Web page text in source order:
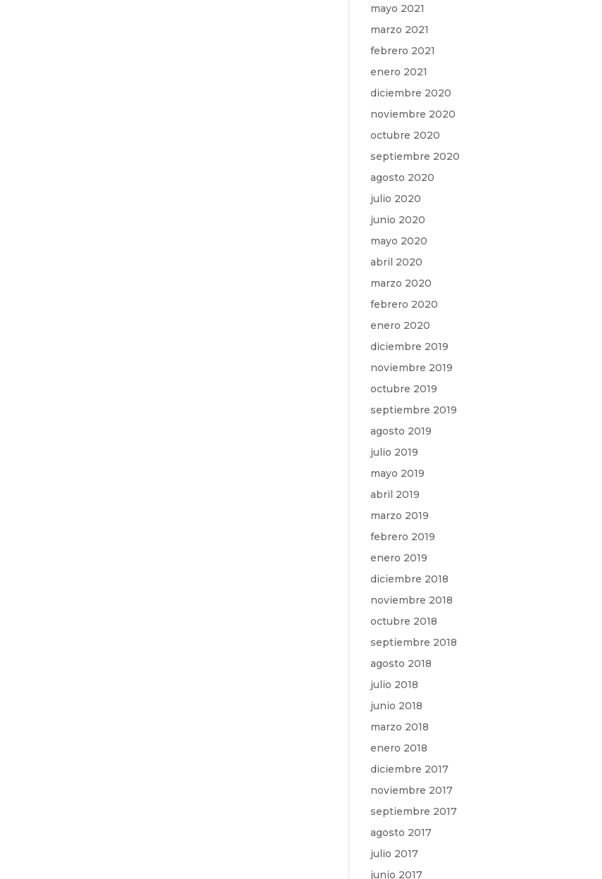
mayo 2021
marzo 2021
febrero 2021
enero 2021
diciembre 2020
noviembre 2020
octubre 2020
septiembre 2020
agosto 2020
julio 2020
junio 2020
mayo 2020
abril 2020
marzo 2020
febrero 2020
enero 2020
diciembre 2019
noviembre 2019
octubre 2019
septiembre 2019
agosto 2019
julio 2019
mayo 2019
abril 2019
marzo 2019
febrero 2019
enero 2019
diciembre 2018
noviembre 2018
octubre 2018
septiembre 2018
agosto 2018
julio 2018
junio 2018
marzo 2018
enero 2018
diciembre 2017
noviembre 2017
septiembre 2017
agosto 2017
julio 2017
junio 2017